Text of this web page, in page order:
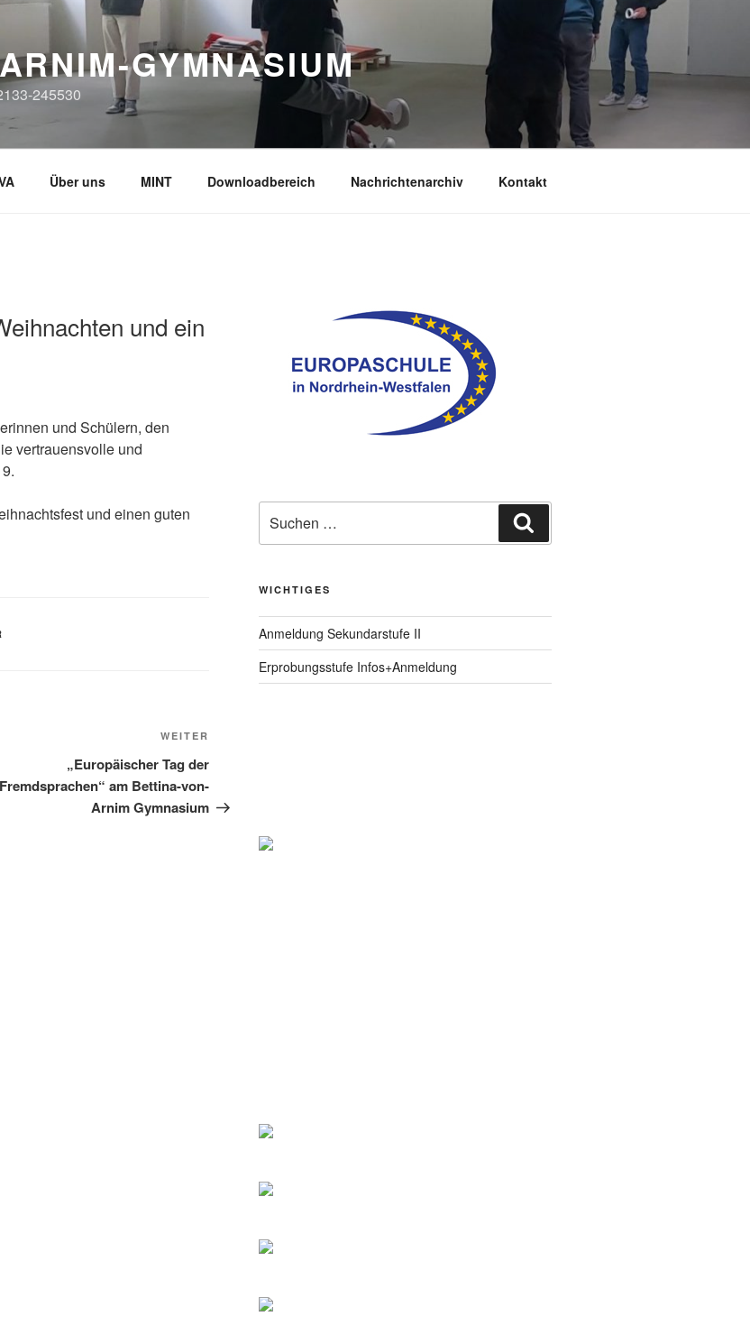
GYMNASIUM
245530
Über uns MINT Downloadbereich Nachrichtenarchiv Kontakt
und ein
und Schülern, den
vertrauensvolle und
und einen guten
Beitrag
WEITER
„Europäischer Tag der
Fremdsprachen“ am Bettina-von-
Arnim Gymnasium
nach:
WICHTIGES
Anmeldung Sekundarstufe II
Erprobungsstufe Infos+Anmeldung